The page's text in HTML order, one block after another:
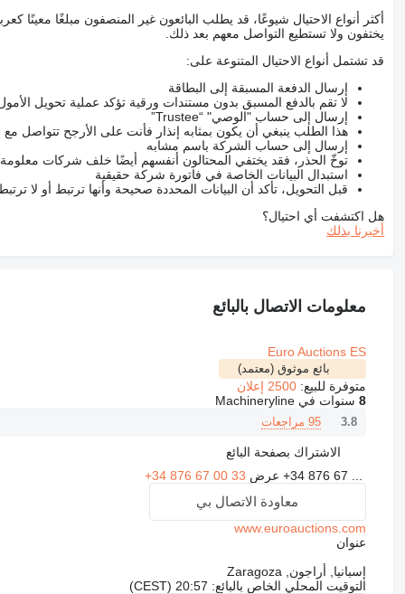
أكثر أنواع الاحتيال شيوعًا، قد يطلب البائعون غير المنصفون مبلغًا
يختفون ولا تستطيع التواصل معهم بعد ذلك.
قد تشتمل أنواع الاحتيال المتنوعة على:
إرسال الدفعة المسبقة إلى البطاقة
لا تقم بالدفع المسبق بدون مستندات ورقية تؤكد عملية تحويل
إرسال إلى حساب "الوصي" “Trustee”
هذا الطلب ينبغي أن يكون بمثابه إنذار فأنت على الأرجح تتواصل
إرسال إلى حساب الشركة باسم مشابه
توخّ الحذر، فقد يختفي المحتالون أنفسهم أيضًا خلف شركات
استبدال البيانات الخاصة في فاتورة شركة حقيقية
قبل التحويل، تأكد أن البيانات المحددة صحيحة وأنها ترتبط أو لا
هل اكتشفت أي احتيال؟
أخبرنا بذلك
معلومات الاتصال بالبائع
Euro Auctions ES
بائع موثوق (معتمد)
متوفرة للبيع: 2500 إعلان
8سنوات في Machineryline
3.8 95 مراجعات
الاشتراك بصفحة البائع
+34 876 67 ... عرض +34 876 67 00 33
معاودة الاتصال بي
www.euroauctions.com
عنوان
إسبانيا, أراجون, Zaragoza
التوقيت المحلي الخاص بالبائع: 20:57 (CEST)